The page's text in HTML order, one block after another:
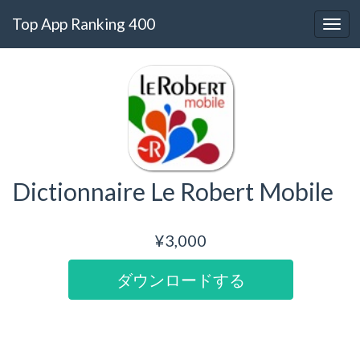
Top App Ranking 400
Dictionnaire Le Robert Mobile
¥3,000
ダウンロードする